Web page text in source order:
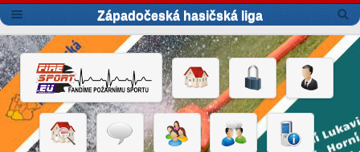
Západočeská hasičská liga